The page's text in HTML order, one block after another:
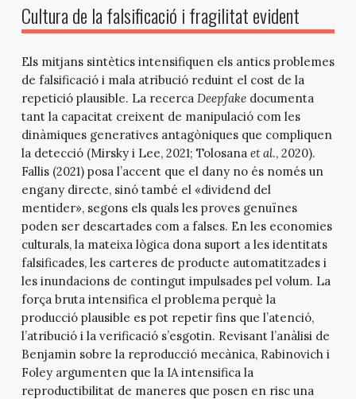
Cultura de la falsificació i fragilitat evident
Els mitjans sintètics intensifiquen els antics problemes
de falsificació i mala atribució reduint el cost de la
repetició plausible. La recerca Deepfakedocumenta
tant la capacitat creixent de manipulació com les
dinàmiques generatives antagòniques que compliquen
la detecció (Mirsky i Lee, 2021; Tolosana et al., 2020).
Fallis (2021) posa l’accent que el dany no és només un
engany directe, sinó també el «dividend del
mentider», segons els quals les proves genuïnes
poden ser descartades com a falses. En les economies
culturals, la mateixa lògica dona suport a les identitats
falsificades, les carteres de producte automatitzades i
les inundacions de contingut impulsades pel volum. La
força bruta intensifica el problema perquè la
producció plausible es pot repetir fins que l’atenció,
l’atribució i la verificació s’esgotin. Revisant l’anàlisi de
Benjamin sobre la reproducció mecànica, Rabinovich i
Foley argumenten que la IA intensifica la
reproductibilitat de maneres que posen en risc una